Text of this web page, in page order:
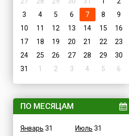
3
4 5 6 7 8
9
10
11 12 13 14 15
16
17
18 19 20 21 22
23
24
25 26 27 28 29
30
31
1 2 3 4 5 6
ПО МЕСЯЦАМ
Январь 31
Июль 31